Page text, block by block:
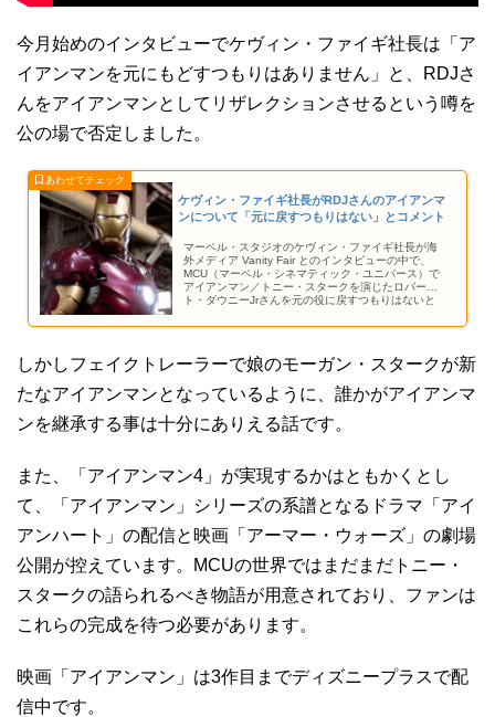
今月始めのインタビューでケヴィン・ファイギ社長は「ア
イアンマンを元にもどすつもりはありません」と、RDJさ
んをアイアンマンとしてリザレクションさせるという噂を
公の場で否定しました。
ケヴィン・ファイギ社長がRDJさんのアイアンマ
ンについて「元に戻すつもりはない」とコメント
マーベル・スタジオのケヴィン・ファイギ社長が海
外メディア Vanity Fair とのインタビューの中で、
MCU（マーベル・シネマティック・ユニバース）で
アイアンマン／トニー・スタークを演じたロバー
ト・ダウニーJrさんを元の役に戻すつもりはないと
しかしフェイクトレーラーで娘のモーガン・スタークが新
たなアイアンマンとなっているように、誰かがアイアンマ
ンを継承する事は十分にありえる話です。
また、「アイアンマン4」が実現するかはともかくとし
て、「アイアンマン」シリーズの系譜となるドラマ「アイ
アンハート」の配信と映画「アーマー・ウォーズ」の劇場
公開が控えています。MCUの世界ではまだまだトニー・
スタークの語られるべき物語が用意されており、ファンは
これらの完成を待つ必要があります。
映画「アイアンマン」は3作目までディズニープラスで配
信中です。